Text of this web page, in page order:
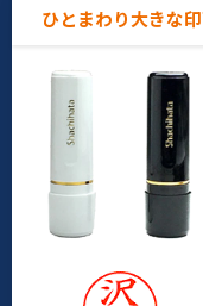
ひとまわり大きな